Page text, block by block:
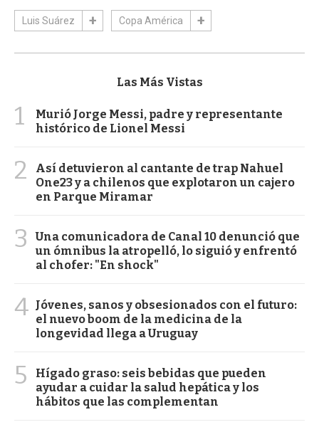
Luis Suárez Copa América
Las Más Vistas
1
Murió Jorge Messi, padre y representante
histórico de Lionel Messi
2
Así detuvieron al cantante de trap Nahuel
One23 y a chilenos que explotaron un cajero
en Parque Miramar
3
Una comunicadora de Canal 10 denunció que
un ómnibus la atropelló, lo siguió y enfrentó
al chofer: "En shock"
4 Jóvenes, sanos y obsesionados con el futuro:
el nuevo boom de la medicina de la
longevidad llega a Uruguay
5
Hígado graso: seis bebidas que pueden
ayudar a cuidar la salud hepática y los
hábitos que las complementan